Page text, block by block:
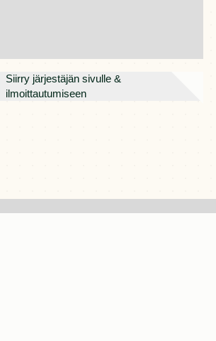
Siirry järjestäjän sivulle &
ilmoittautumiseen